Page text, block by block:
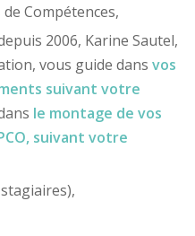
Compétences,
2006, Karine Sautel,
vous guide dans vos
suivant votre
le montage de vos
, suivant votre